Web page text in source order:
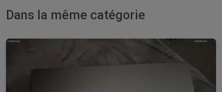
Dans la même catégorie